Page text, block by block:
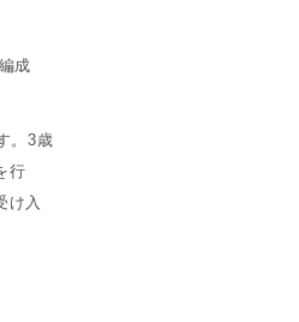
成
。3歳
行
け入